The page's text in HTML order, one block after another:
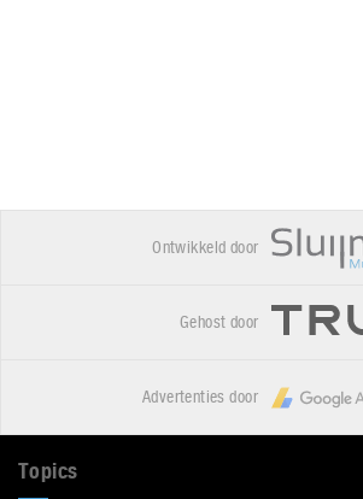
Ontwikkeld door
Gehost door
Advertenties door
Topics